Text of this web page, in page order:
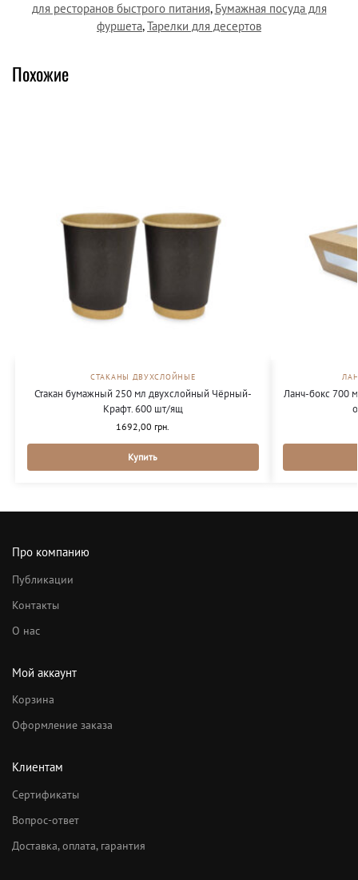
для ресторанов быстрого питания, Бумажная посуда для
фуршета,Тарелки для десертов
Похожие
СТАКАНЫ ДВУХСЛОЙНЫЕ
Стакан бумажный 250 мл двухслойный Чёрный-
Крафт. 600 шт/ящ
1692,00 грн.
Купить
Ланч-бокс 700
Про компанию
Публикации
Контакты
О нас
Мой аккаунт
Корзина
Оформление заказа
Клиентам
Сертификаты
Вопрос-ответ
Доставка, оплата, гарантия